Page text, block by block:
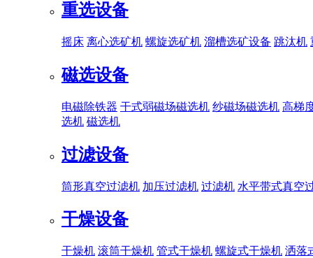
重选设备
摇床 离心选矿机 螺旋选矿机 溜槽选矿设备 跳汰机
磁选设备
电磁除铁器 干式弱磁场磁选机 纱磁场磁选机 高梯
选机 磁选机
过滤设备
筒形真空过滤机 加压过滤机 过滤机 水平带式真空
干燥设备
干燥机 滚筒干燥机 管式干燥机 螺旋式干燥机 洒落